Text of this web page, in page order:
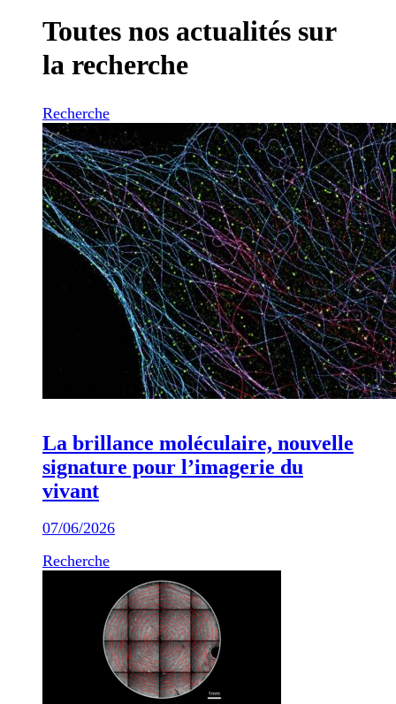
Toutes nos actualités sur
la recherche
Recherche
La brillance moléculaire, nouvelle
signature pour l’imagerie du
vivant
07/06/2026
Recherche